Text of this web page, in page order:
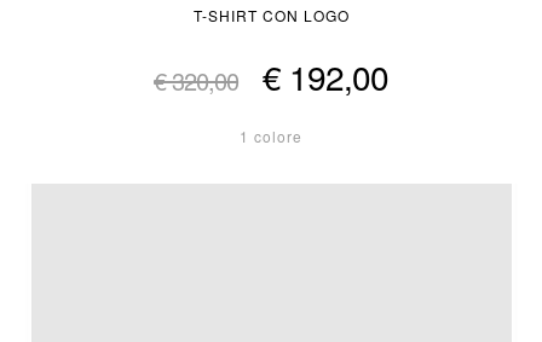
T-SHIRT CON LOGO
€ 320,00 € 192,00
1 colore